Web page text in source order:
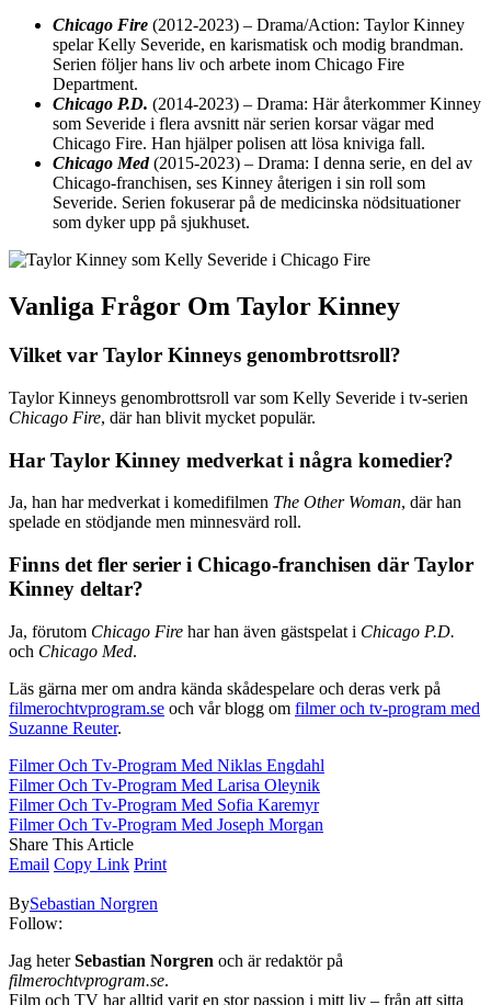
Chicago Fire (2012-2023) – Drama/Action: Taylor Kinney
spelar Kelly Severide, en karismatisk och modig brandman.
Serien följer hans liv och arbete inom Chicago Fire
Department.
Chicago P.D. (2014-2023) – Drama: Här återkommer Kinney
som Severide i flera avsnitt när serien korsar vägar med
Chicago Fire. Han hjälper polisen att lösa kniviga fall.
Chicago Med(2015-2023) – Drama: I denna serie, en del av
Chicago-franchisen, ses Kinney återigen i sin roll som
Severide. Serien fokuserar på de medicinska nödsituationer
som dyker upp på sjukhuset.
Vanliga Frågor Om Taylor Kinney
Vilket var Taylor Kinneys genombrottsroll?
Taylor Kinneys genombrottsroll var som Kelly Severide i tv-serien
Chicago Fire, där han blivit mycket populär.
Har Taylor Kinney medverkat i några komedier?
Ja, han har medverkat i komedifilmen The Other Woman, där han
spelade en stödjande men minnesvärd roll.
Finns det fler serier i Chicago-franchisen där Taylor
Kinney deltar?
Ja, förutom Chicago Fire har han även gästspelat i Chicago P.D.
och Chicago Med.
Läs gärna mer om andra kända skådespelare och deras verk på
filmerochtvprogram.se och vår blogg om filmer och tv-program med
Suzanne Reuter.
Filmer Och Tv-Program Med Niklas Engdahl
Filmer Och Tv-Program Med Larisa Oleynik
Filmer Och Tv-Program Med Sofia Karemyr
Filmer Och Tv-Program Med Joseph Morgan
Share This Article
Email Copy Link Print
BySebastian Norgren
Follow:
Jag heterSebastian Norgren och är redaktör på
filmerochtvprogram.se.
Film och TV har alltid varit en stor passion i mitt liv – från att sitta